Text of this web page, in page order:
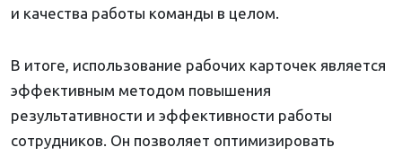
и качества работы команды в целом.
В итоге, использование рабочих карточек является
эффективным методом повышения
результативности и эффективности работы
сотрудников. Он позволяет оптимизировать